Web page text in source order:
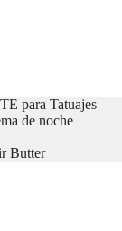
para Tatuajes
de noche
Butter